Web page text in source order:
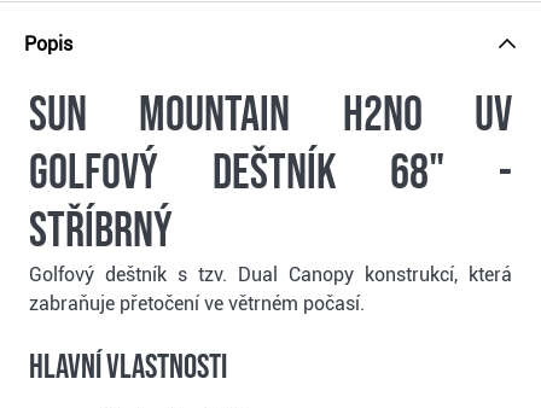
Popis
Sun Mountain H2NO UV
golfový deštník 68" -
stříbrný
Golfový deštník s tzv. Dual Canopy konstrukcí, která
zabraňuje přetočení ve větrném počasí.
Hlavní vlastnosti